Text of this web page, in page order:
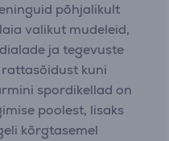
põhjalikult
valikut mudeleid,
ja tegevuste
kuni
spordikellad on
poolest, lisaks
kõrgtasemel